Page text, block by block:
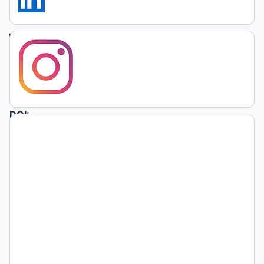
Chile
https://orcid.org/0000-
0003-
0295-
1478
DOI: